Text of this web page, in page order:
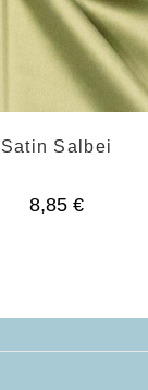
Satin Salbei
8,85 €